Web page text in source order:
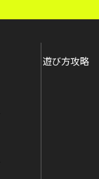
遊び方攻略